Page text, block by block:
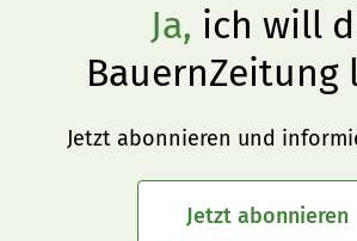
Ja, ich will
BauernZeitung
Jetzt abonnieren und
Jetzt abonnieren